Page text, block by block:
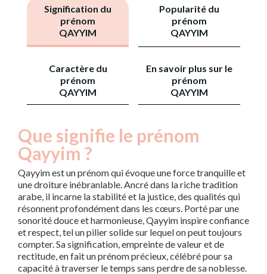
Signification du
prénom
QAYYIM
Popularité du
prénom
QAYYIM
Caractère du
prénom
QAYYIM
En savoir plus sur le
prénom
QAYYIM
Que signifie le prénom
Qayyim ?
Qayyim est un prénom qui évoque une force tranquille et
une droiture inébranlable. Ancré dans la riche tradition
arabe, il incarne la stabilité et la justice, des qualités qui
résonnent profondément dans les cœurs. Porté par une
sonorité douce et harmonieuse, Qayyim inspire confiance
et respect, tel un pilier solide sur lequel on peut toujours
compter. Sa signification, empreinte de valeur et de
rectitude, en fait un prénom précieux, célébré pour sa
capacité à traverser le temps sans perdre de sa noblesse.